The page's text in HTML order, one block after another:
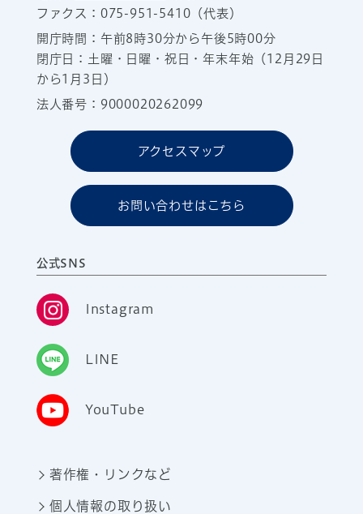
ファクス：075-951-5410（代表）
開庁時間：午前8時30分から午後5時00分
閉庁日：土曜・日曜・祝日・年末年始（12月29日
から1月3日）
法人番号：9000020262099
アクセスマップ
お問い合わせはこちら
公式SNS
Instagram
LINE
YouTube
著作権・リンクなど
個人情報の取り扱い